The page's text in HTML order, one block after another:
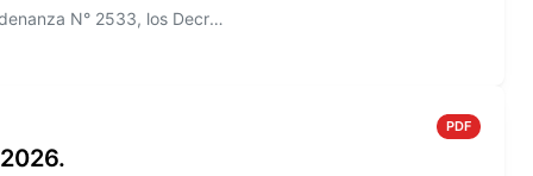
Información sobre el Boletín Oficial N° 271/2026 que incluye la Ordenanza N° 2533, los Decretos N° 385/2026, N° 426/2026
PDF